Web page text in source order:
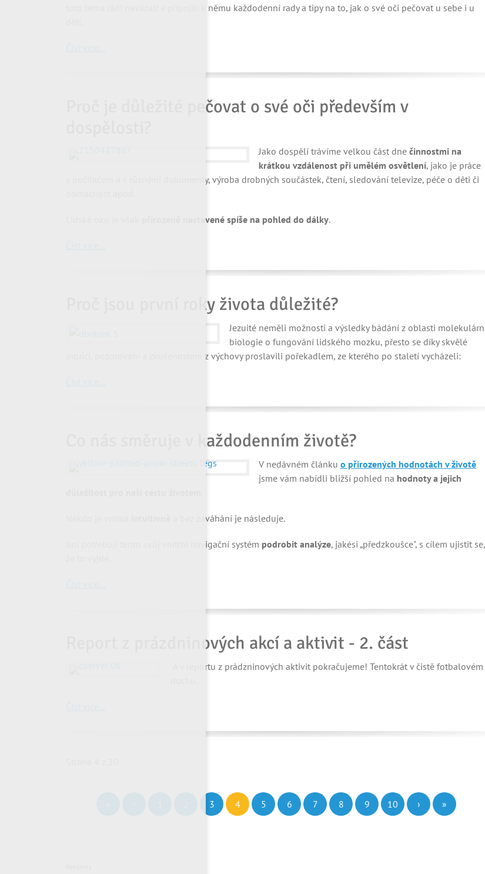
toto téma rádi navázali a připojili k němu každodenní rady a tipy na to, jak o své oči pečovat u sebe i u
Proč je důležité pečovat o své oči především v
Jako dospělí trávíme velkou část dne činnostmi na
krátkou vzdálenost při umělém osvětlení, jako je práce
s počítačem a s různými dokumenty, výroba drobných součástek, čtení, sledování televize, péče o děti či
přirozeně nastavené spíše na pohled do dálky.
Proč jsou první roky života důležité?
Jezuité neměli možnosti a výsledky bádání z oblasti
biologie o fungování lidského mozku, přesto se díky skvělé
intuici, pozorování a zkušenostem z výchovy proslavili pořekadlem, ze kterého po staletí vycházeli:
Co nás směruje v každodenním životě?
V nedávném článku o přirozených hodnotách v životě
jsme vám nabídli bližší pohled na hodnoty a jejich
a bez zaváhání je následuje.
Jiní potřebují tento svůj vnitřní navigační systém podrobit analýze, jakési „předzkoušce", s cílem ujistit se,
Report z prázdninových akcí a aktivit - 2. část
A v reportu z prádzninových aktivit pokračujeme! Tentokrát v čistě fotbalovém
3 4 5 6 7 8 9 10 › »